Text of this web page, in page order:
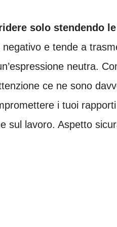
solo stendendo
e tende a
neutra.
ce ne sono
i tuoi
sul lavoro. Aspetto